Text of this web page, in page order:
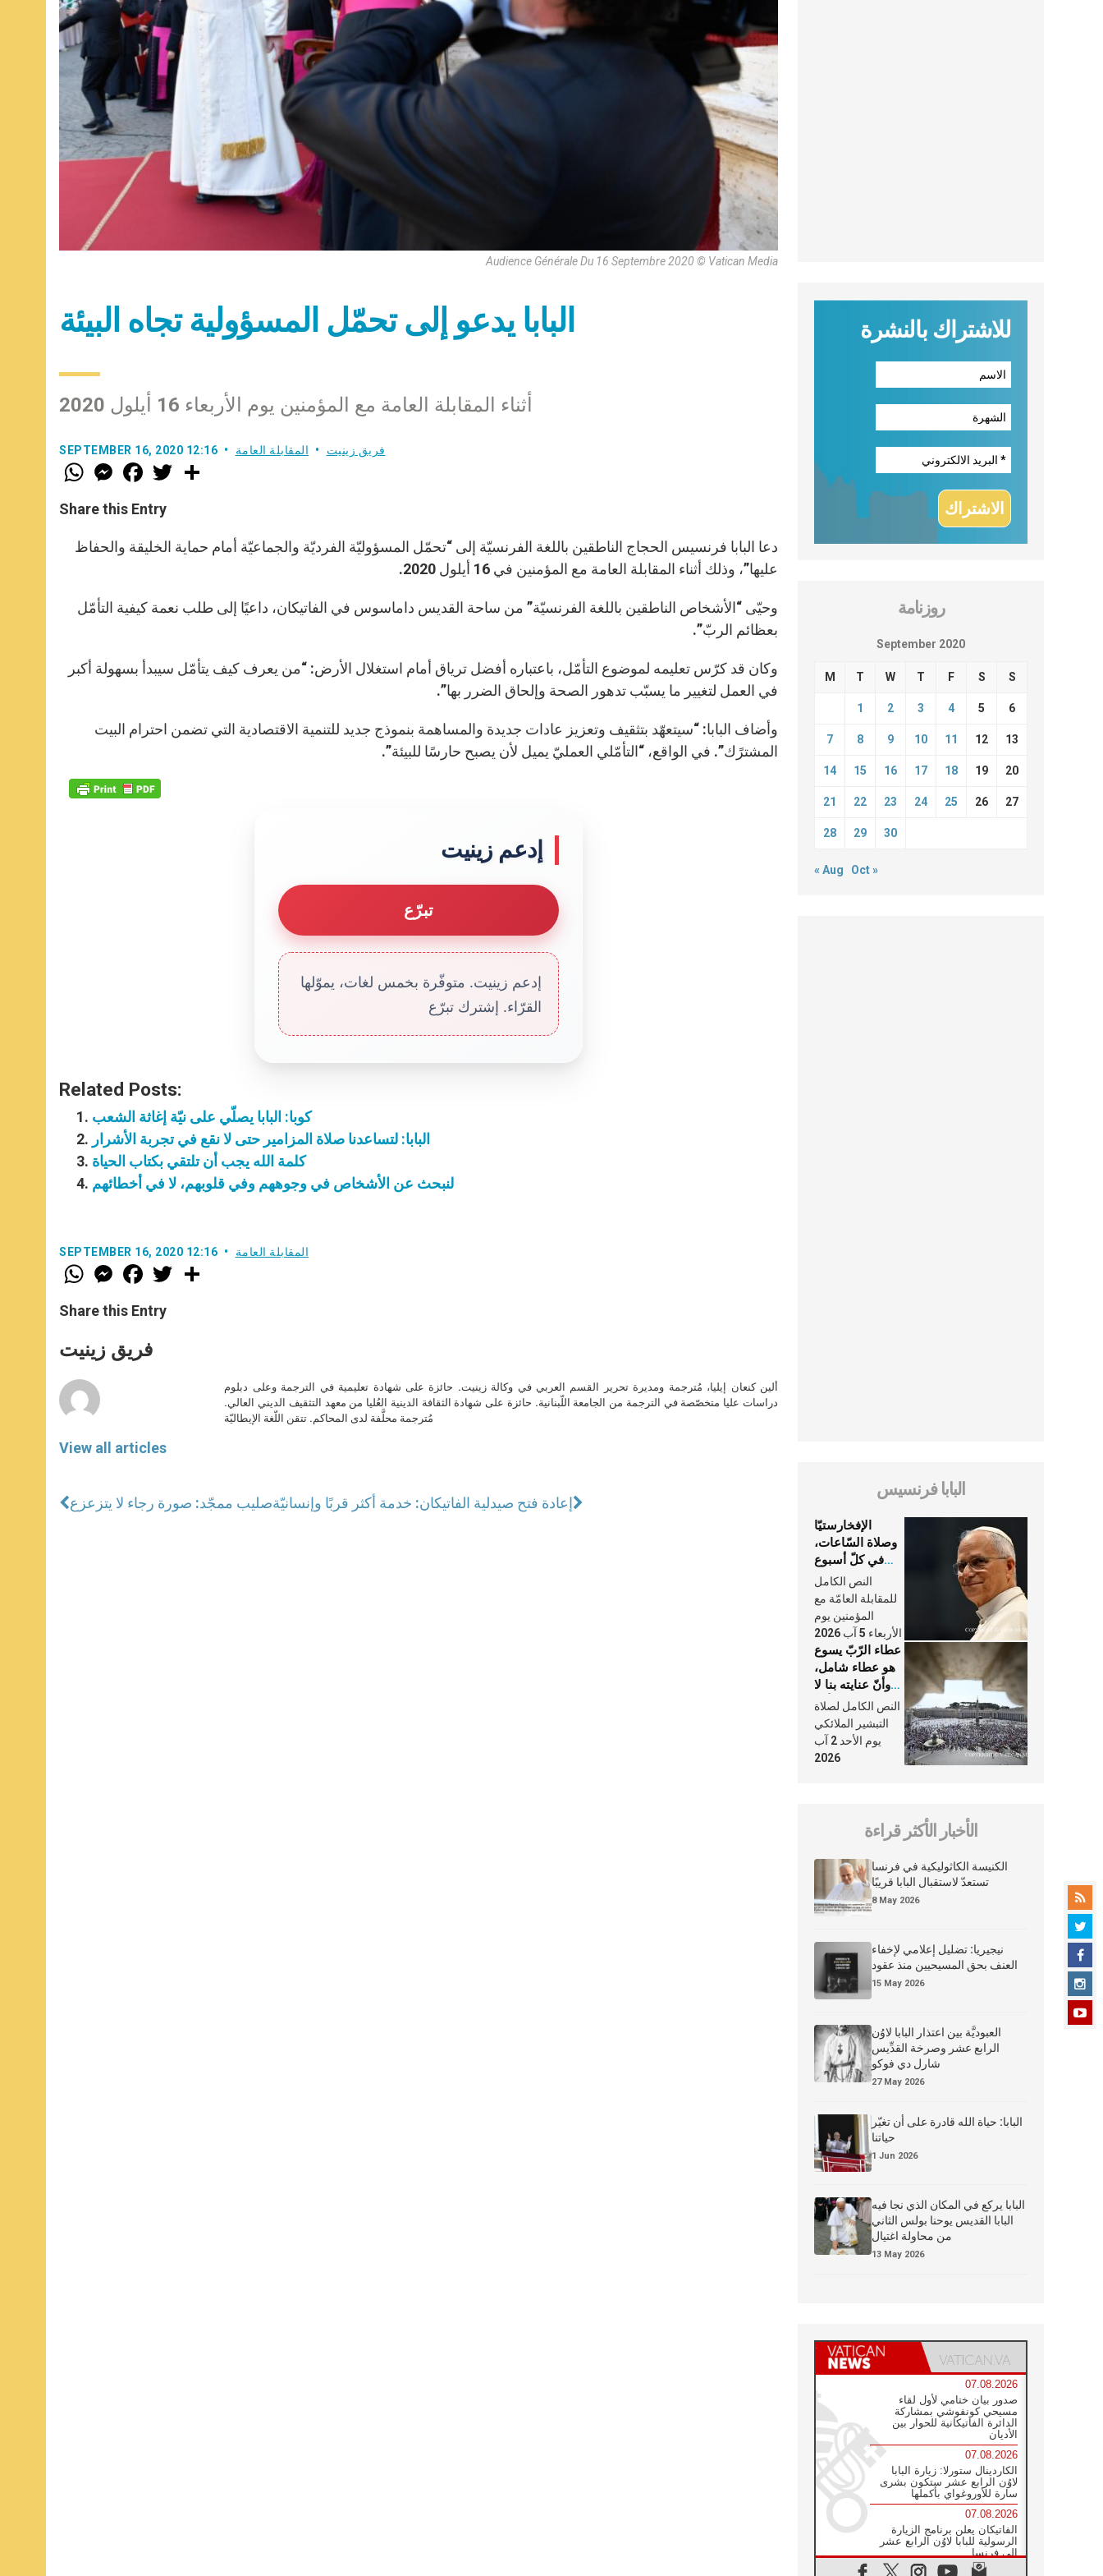
Audience Générale Du 16 Septembre 2020 © Vatican Media
البابا يدعو إلى تحمّل المسؤولية تجاه البيئة
أثناء المقابلة العامة مع المؤمنين يوم الأربعاء 16 أيلول 2020
SEPTEMBER 16, 2020 12:16 فريق زينيت المقابلة العامة
W
h
t
s
p
p
M
e
s
e
g
e
F
a
e
b
o
k
w
r
Share this Entry
دعا البابا فرنسيس الحجاج الناطقين باللغة الفرنسيّة إلى “تحمّل المسؤوليّة الفرديّة والجماعيّة أمام حماية الخليقة والحفاظ
عليها”، وذلك أثناء المقابلة العامة مع المؤمنين في 16 أيلول 2020.
وحيّى “الأشخاص الناطقين باللغة الفرنسيّة” من ساحة القديس داماسوس في الفاتيكان، داعيًا إلى طلب نعمة كيفية التأمّل
بعظائم الربّ”.
وكان قد كرّس تعليمه لموضوع التأمّل، باعتباره أفضل ترياق أمام استغلال الأرض: “من يعرف كيف يتأمّل سيبدأ بسهولة أكبر
في العمل لتغيير ما يسبّب تدهور الصحة وإلحاق الضرر بها”.
وأضاف البابا: “سيتعهّد بتثقيف وتعزيز عادات جديدة والمساهمة بنموذج جديد للتنمية الاقتصادية التي تضمن احترام البيت
المشترًك”. في الواقع، “التأمّلي العمليّ يميل لأن يصبح حارسًا للبيئة”.
إدعم زينيت
تبرّع
إدعم زينيت. متوفّرة بخمس لغات، يموّلها
القرّاء. إشترك تبرّع
Related Posts:
كوبا: البابا يصلّي على نيّة إغاثة الشعب
البابا: لتساعدنا صلاة المزامير حتى لا نقع في تجربة الأشرار
كلمة الله يجب أن تلتقي بكتاب الحياة
لنبحث عن الأشخاص في وجوههم وفي قلوبهم، لا في أخطائهم
SEPTEMBER 16, 2020 12:16 المقابلة العامة
W
h
t
s
p
p
M
e
s
e
g
e
F
a
e
b
o
k
w
Share this Entry
فريق زينيت
View all articles
ألين كنعان إيليا، مُترجمة ومديرة تحرير القسم العربي في وكالة زينيت. حائزة على شهادة تعليمية في الترجمة وعلى دبلوم
دراسات عليا متخصّصة في الترجمة من الجامعة اللّبنانية. حائزة على شهادة الثقافة الدينية العُليا من معهد التثقيف الديني العالي.
مُترجمة محلَّفة لدى المحاكم. تتقن اللّغة الإيطاليّة
صليب ممجّد: صورة رجاء لا يتزعزعإعادة فتح صيدلية الفاتيكان: خدمة أكثر قربًا وإنسانيّة
للاشتراك بالنشرة
روزنامة
September 2020
M T W T F S S
1 2 3 4 5 6
7 8 9 10 11 12 13
14 15 16 17 18 19 20
21 22 23 24 25 26 27
28 29 30
« Aug Oct »
البابا فرنسيس
الإفخارستيّا
وصلاة السّاعات،
في كلّ أسبوع
وكلّ يوم، هما
النَّفَس في حياة
الكنيسة
النص الكامل
للمقابلة العامّة مع
المؤمنين يوم
الأربعاء 5 آب 2026
عطاء الرّبّ يسوع
هو عطاء شامل،
وأنّ عنايته بنا لا
تغيب عنّا أبدًا
النص الكامل لصلاة
التبشير الملائكي
يوم الأحد 2 آب
2026
الأخبار الأكثر قراءة
الكنيسة الكاثوليكية في فرنسا
تستعدّ لاستقبال البابا قريبًا
8 May 2026
نيجيريا: تضليل إعلامي لإخفاء
العنف بحق المسيحيين منذ عقود
15 May 2026
العبوديَّة بين اعتذار البابا لاوُن
الرابع عشر وصرخة القدِّيس
شارل دي فوكو
27 May 2026
البابا: حياة الله قادرة على أن تغيّر
حياتنا
1 Jun 2026
البابا يركع في المكان الذي نجا فيه
البابا القديس يوحنا بولس الثاني
من محاولة اغتيال
13 May 2026
07.08.2026
صدور بيان ختامي لأول لقاء
مسيحي كونفوشي بمشاركة
الدائرة الفاتيكانية للحوار بين
الأديان
07.08.2026
الكاردينال ستورلا: زيارة البابا
لاوُن الرابع عشر ستكون بشرى
سارة للأوروغواي بأكملها
07.08.2026
الفاتيكان يعلن برنامج الزيارة
الرسولية للبابا لاوُن الرابع عشر
إلى فرنسا
07.08.2026